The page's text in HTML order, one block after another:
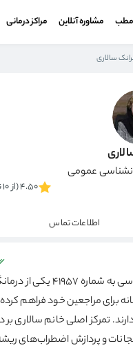
مشاوره آنلاین مراکز درمانی
سالاری
عمومی
4.50 (از 10 نظر)
اطلاعات تماس
و دارای کد نظام
برای مراجعین خود فراهم
تمرکز اصلی خانم سالاری بر
و پردازش اضطراب‌های